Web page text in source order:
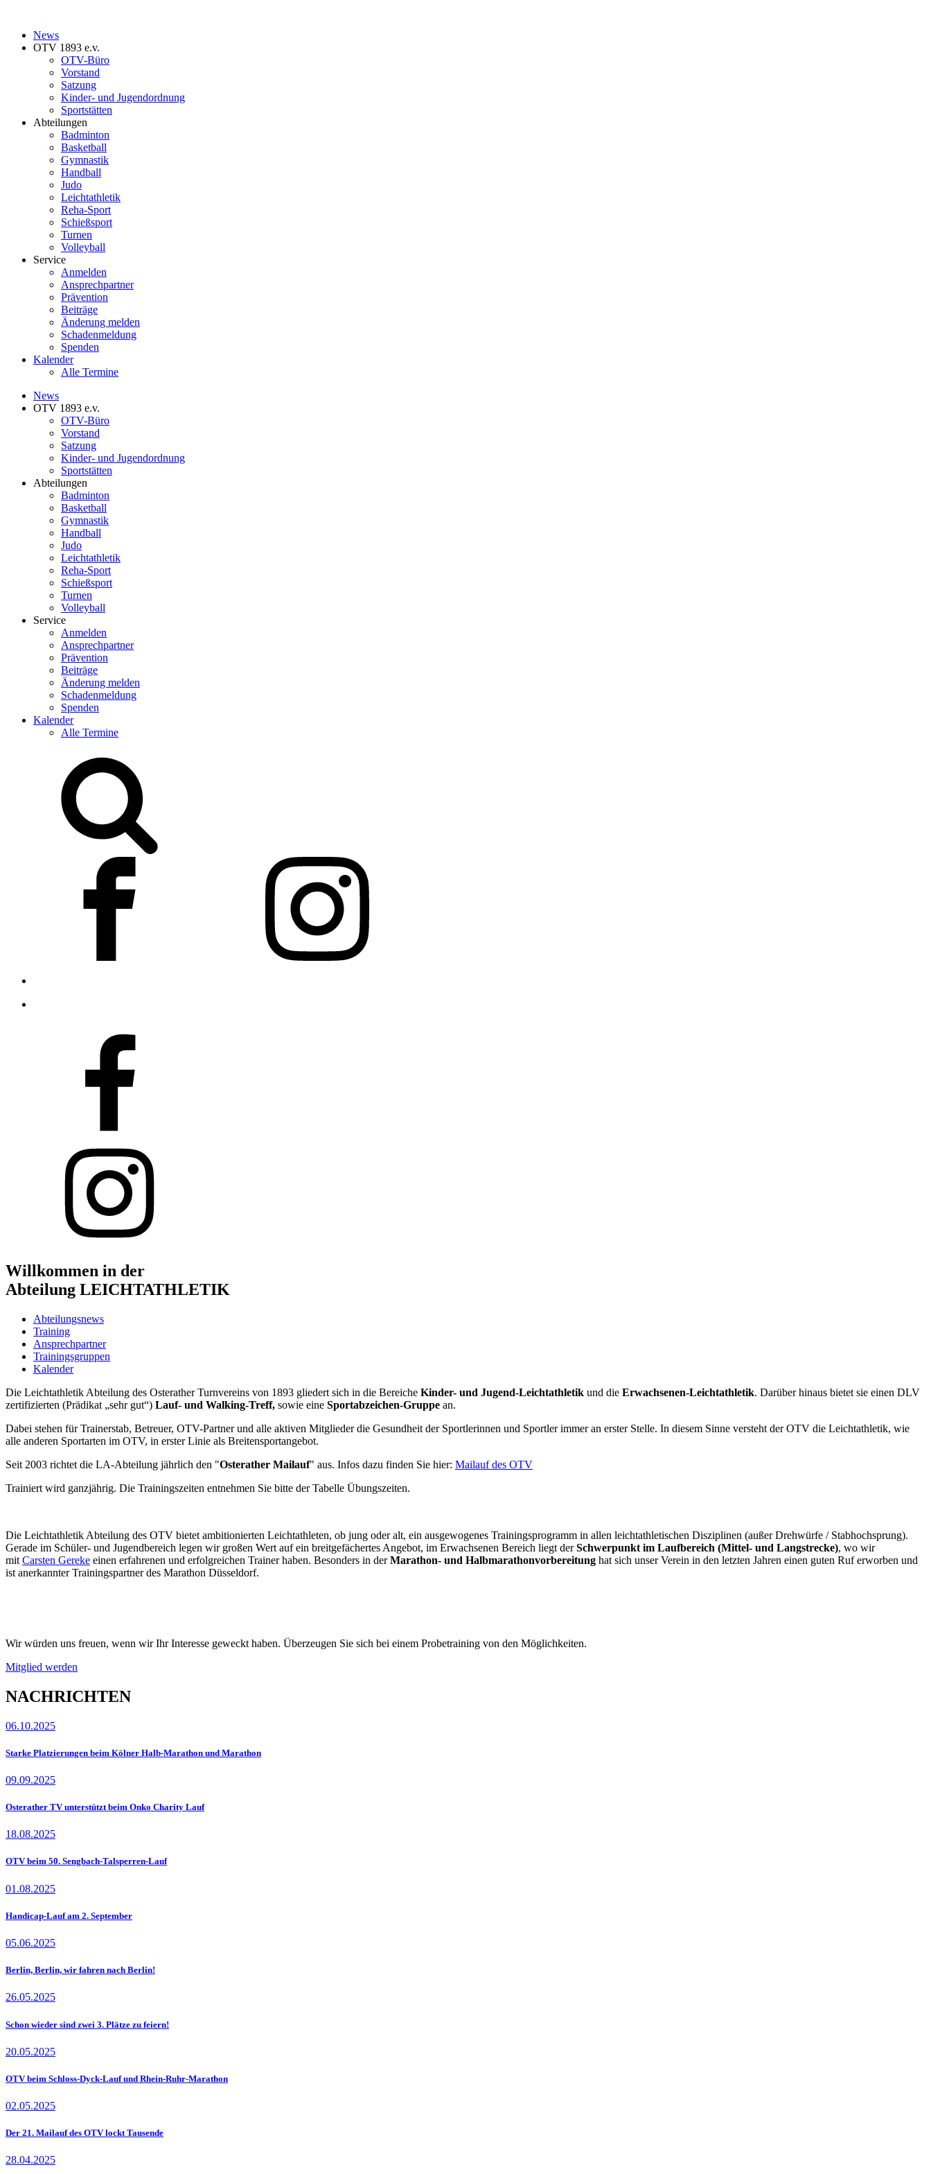
News
OTV 1893 e.v.
OTV-Büro
Vorstand
Satzung
Kinder- und Jugendordnung
Sportstätten
Abteilungen
Badminton
Basketball
Gymnastik
Handball
Judo
Leichtathletik
Reha-Sport
Schießsport
Turnen
Volleyball
Service
Anmelden
Ansprechpartner
Prävention
Beiträge
Änderung melden
Schadenmeldung
Spenden
Kalender
Alle Termine
News
OTV 1893 e.v.
OTV-Büro
Vorstand
Satzung
Kinder- und Jugendordnung
Sportstätten
Abteilungen
Badminton
Basketball
Gymnastik
Handball
Judo
Leichtathletik
Reha-Sport
Schießsport
Turnen
Volleyball
Service
Anmelden
Ansprechpartner
Prävention
Beiträge
Änderung melden
Schadenmeldung
Spenden
Kalender
Alle Termine
Willkommen in der
Abteilung LEICHTATHLETIK
Abteilungsnews
Training
Ansprechpartner
Trainingsgruppen
Kalender
Die Leichtathletik Abteilung des Osterather Turnvereins von 1893 gliedert sich in die Bereiche Kinder- und Jugend-Leichtathletik und die Erwachsenen-Leichtathletik. Darüber hinaus bietet sie einen DLV
zertifizierten (Prädikat „sehr gut“) Lauf- und Walking-Treff, sowie eine Sportabzeichen-Gruppe an.
Dabei stehen für Trainerstab, Betreuer, OTV-Partner und alle aktiven Mitglieder die Gesundheit der Sportlerinnen und Sportler immer an erster Stelle. In diesem Sinne versteht der OTV die Leichtathletik, wie
alle anderen Sportarten im OTV, in erster Linie als Breitensportangebot.
Seit 2003 richtet die LA-Abteilung jährlich den "Osterather Mailauf" aus. Infos dazu finden Sie hier: Mailauf des OTV
Trainiert wird ganzjährig. Die Trainingszeiten entnehmen Sie bitte der Tabelle Übungszeiten.
Die Leichtathletik Abteilung des OTV bietet ambitionierten Leichtathleten, ob jung oder alt, ein ausgewogenes Trainingsprogramm in allen leichtathletischen Disziplinen (außer Drehwürfe / Stabhochsprung).
Gerade im Schüler- und Jugendbereich legen wir großen Wert auf ein breitgefächertes Angebot, im Erwachsenen Bereich liegt derSchwerpunkt im Laufbereich (Mittel- und Langstrecke), wo wir
mit Carsten Gereke einen erfahrenen und erfolgreichen Trainer haben. Besonders in derMarathon- und Halbmarathonvorbereitung hat sich unser Verein in den letzten Jahren einen guten Ruf erworben und
ist anerkannter Trainingspartner des Marathon Düsseldorf.
Wir würden uns freuen, wenn wir Ihr Interesse geweckt haben. Überzeugen Sie sich bei einem Probetraining von den Möglichkeiten.
Mitglied werden
NACHRICHTEN
06.10.2025
Starke Platzierungen beim Kölner Halb-Marathon und Marathon
09.09.2025
Osterather TV unterstützt beim Onko Charity Lauf
18.08.2025
OTV beim 50. Sengbach-Talsperren-Lauf
01.08.2025
Handicap-Lauf am 2. September
05.06.2025
Berlin, Berlin, wir fahren nach Berlin!
26.05.2025
Schon wieder sind zwei 3. Plätze zu feiern!
20.05.2025
OTV beim Schloss-Dyck-Lauf und Rhein-Ruhr-Marathon
02.05.2025
Der 21. Mailauf des OTV lockt Tausende
28.04.2025